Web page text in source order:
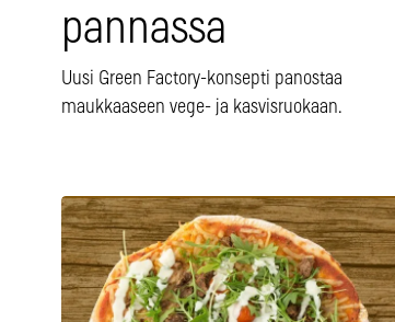
pannassa
Uusi Green Factory-konsepti panostaa
maukkaaseen vege- ja kasvisruokaan.